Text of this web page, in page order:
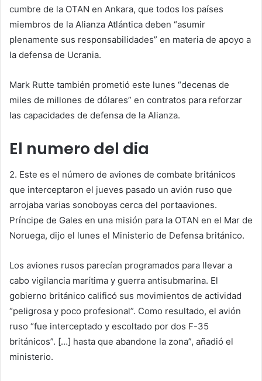
cumbre de la OTAN en Ankara, que todos los países
miembros de la Alianza Atlántica deben “asumir
plenamente sus responsabilidades” en materia de apoyo a
la defensa de Ucrania.
Mark Rutte también prometió este lunes “decenas de
miles de millones de dólares” en contratos para reforzar
las capacidades de defensa de la Alianza.
El numero del dia
2. Este es el número de aviones de combate británicos
que interceptaron el jueves pasado un avión ruso que
arrojaba varias sonoboyas cerca del portaaviones.
Príncipe de Gales en una misión para la OTAN en el Mar de
Noruega, dijo el lunes el Ministerio de Defensa británico.
Los aviones rusos parecían programados para llevar a
cabo vigilancia marítima y guerra antisubmarina. El
gobierno británico calificó sus movimientos de actividad
“peligrosa y poco profesional”. Como resultado, el avión
ruso “fue interceptado y escoltado por dos F-35
británicos”. […] hasta que abandone la zona”, añadió el
ministerio.